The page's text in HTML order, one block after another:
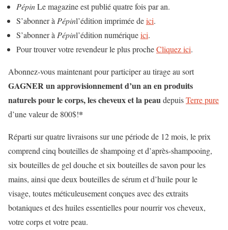
PépinLe magazine est publié quatre fois par an.
S’abonner à Pépinl’édition imprimée deici.
S’abonner à Pépinl’édition numériqueici.
Pour trouver votre revendeur le plus procheCliquez ici.
Abonnez-vous maintenant pour participer au tirage au sort
GAGNER un approvisionnement d’un an en produits
naturels pour le corps, les cheveux et la peau depuisTerre pure
d’une valeur de 800$!*
Réparti sur quatre livraisons sur une période de 12 mois, le prix
comprend cinq bouteilles de shampoing et d’après-shampooing,
six bouteilles de gel douche et six bouteilles de savon pour les
mains, ainsi que deux bouteilles de sérum et d’huile pour le
visage, toutes méticuleusement conçues avec des extraits
botaniques et des huiles essentielles pour nourrir vos cheveux,
votre corps et votre peau.